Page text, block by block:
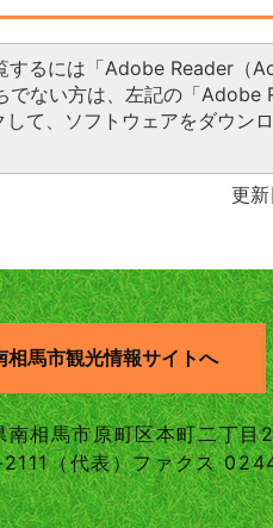
するには「Adobe Reader（
でない方は、左記の「Adobe
て、ソフトウェアをダウン
更
相馬市観光情報サイトへ
相馬市原町区本町二丁目
（代表）ファクス